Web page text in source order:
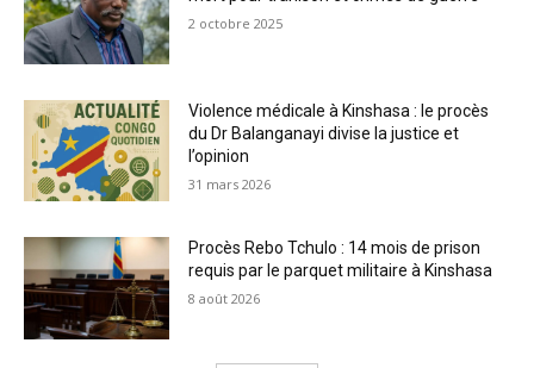
2 octobre 2025
Violence médicale à Kinshasa : le procès
du Dr Balanganayi divise la justice et
l’opinion
31 mars 2026
Procès Rebo Tchulo : 14 mois de prison
requis par le parquet militaire à Kinshasa
8 août 2026